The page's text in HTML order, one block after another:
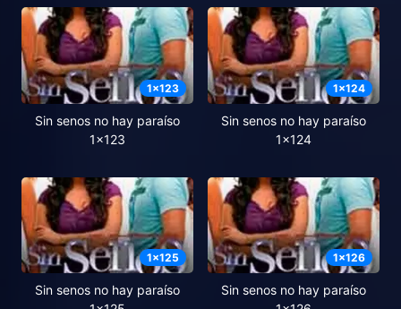
1x123
Sin senos no hay paraíso
1x123
1x124
Sin senos no hay paraíso
1x124
1x125
Sin senos no hay paraíso
1x126
Sin senos no hay paraíso